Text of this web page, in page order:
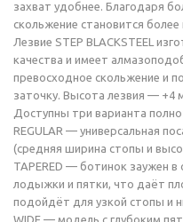
захват удобнее. Благодаря
скольжение становится
Лезвие STEP BLACKSTEEL
качества и имеет
превосходное скольжение и
заточку. Высота лезвия — +4
Доступны три варианта
REGULAR — универсальная
(средняя ширина стопы и
TAPERED — ботинок заужен
лодыжки и пятки, что даёт
подойдёт для узкой стопы и
WIDE — модель с глубоким